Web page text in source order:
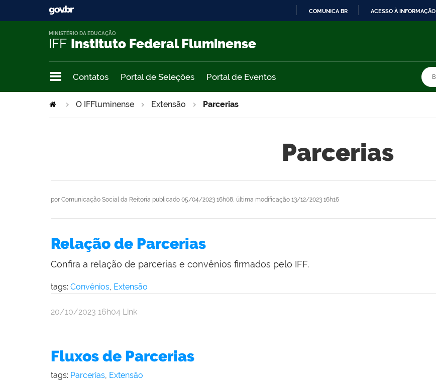
COMUNICA BR ACESSO À INFORMAÇÃO
IFF Instituto Federal Fluminense
MINISTÉRIO DA EDUCAÇÃO
Contatos Portal de Seleções Portal de Eventos
O IFFluminense Extensão Parcerias
Parcerias
por Comunicação Social da Reitoria publicado 05/04/2023 16h08, última modificação 13/12/2023 16h16
Relação de Parcerias
Confira a relação de parcerias e convênios firmados pelo IFF.
tags: Convênios, Extensão
por
Reitoria
publicado
20/10/2023 16h04 Link
Fluxos de Parcerias
tags: Parcerias, Extensão